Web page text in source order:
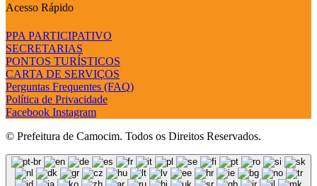
Acesso Rápido
PPA PARTICIPATIVO
SECRETARIAS
PONTOS TURÍSTICOS
CARTA DE SERVIÇOS
Perguntas Frequentes (FAQ)
Política de Privacidade
Facebook Instagram
© Prefeitura de Camocim. Todos os Direitos Reservados.